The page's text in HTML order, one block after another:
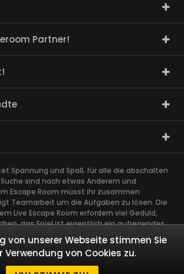
Partner!
Spannung und Spaß für alle die abschalten
sind nach etwas Anderem und
Escape Room müsst ihr zusammen
Teamarbeit um die Aufgaben zu lösen. Die
Live Escape Room erfordern viel Geduld,
das Spiel ist eigentlich ein aufregendes
sind sehr gut für Team Building und
geeignet. Das spannendste Teamevent,
schweißt Euch zusammen. Taucht ab in
und löst gemeinsam als Team
von unserer Webseite stimmen Sie
Verwendung von Cookies zu.